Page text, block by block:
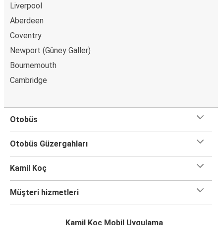
Liverpool
Aberdeen
Coventry
Newport (Güney Galler)
Bournemouth
Cambridge
Otobüs
Otobüs Güzergahları
Kamil Koç
Müşteri hizmetleri
Kamil Koç Mobil Uygulama